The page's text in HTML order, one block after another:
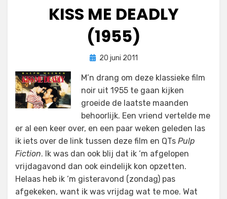
KISS ME DEADLY
(1955)
doorFilmofiel.nl
Geplaatst
20 juni 2011
M’n drang om deze klassieke film
noir uit 1955 te gaan kijken
groeide de laatste maanden
behoorlijk. Een vriend vertelde me
er al een keer over, en een paar weken geleden las
ik iets over de link tussen deze film en QTs Pulp
Fiction. Ik was dan ook blij dat ik ‘m afgelopen
vrijdagavond dan ook eindelijk kon opzetten.
Helaas heb ik ‘m gisteravond (zondag) pas
afgekeken, want ik was vrijdag wat te moe. Wat